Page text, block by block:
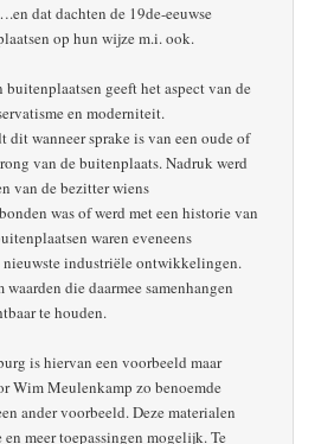
dat dachten de 19de-eeuwse
op hun wijze m.i. ook.
geeft het aspect van de
en moderniteit.
dit wanneer sprake is van een oude of
van de buitenplaats. Nadruk werd
van de bezitter wiens
was of werd met een historie van
waren eveneens
industriële ontwikkelingen.
die daarmee samenhangen
te houden.
is hiervan een voorbeeld maar
Wim Meulenkamp zo benoemde
ander voorbeeld. Deze materialen
en meer toepassingen mogelijk. Te